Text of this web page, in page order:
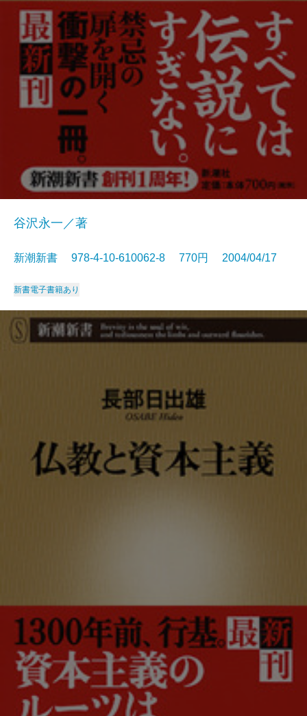
谷沢永一／著
新潮新書 978-4-10-610062-8 770円 2004/04/17
新書電子書籍あり